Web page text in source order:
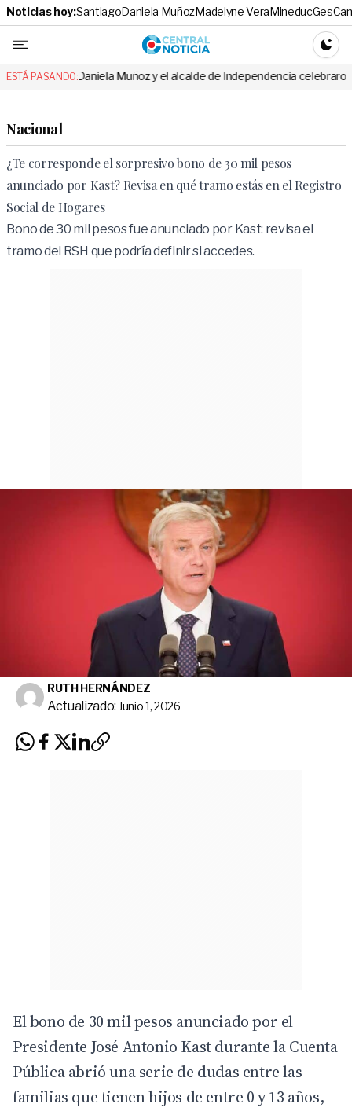
Noticias hoy:SantiagoDaniela MuñozMadelyne VeraMineducGes
Central
ESTÁ PASANDO:
Daniela Muñoz y el alcalde de Independencia celebraron hito: el
Nacional
¿Te corresponde el sorpresivo bono de 30 mil pesos
anunciado por Kast? Revisa en qué tramo estás en el Registro
Social de Hogares
Bono de 30 mil pesos fue anunciado por Kast: revisa el
tramo del RSH que podría definir si accedes.
RUTH HERNÁNDEZ
Actualizado: Junio 1, 2026
El bono de 30 mil pesos anunciado por el
Presidente José Antonio Kast durante la Cuenta
Pública abrió una serie de dudas entre las
familias que tienen hijos de entre 0 y 13 años,